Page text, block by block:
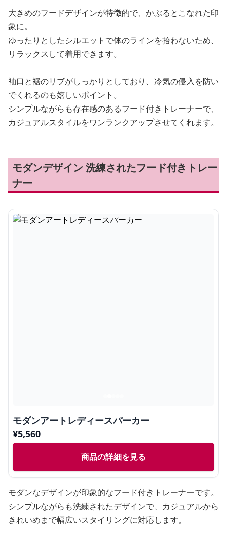
大きめのフードデザインが特徴的で、かぶるとこなれた印
象に。
ゆったりとしたシルエットで体のラインを拾わないため、
リラックスして着用できます。
袖口と裾のリブがしっかりとしており、冷気の侵入を防い
でくれるのも嬉しいポイント。
シンプルながらも存在感のあるフード付きトレーナーで、
カジュアルスタイルをワンランクアップさせてくれます。
モダンデザイン 洗練されたフード付きトレー
ナー
モダンアートレディースパーカー
¥5,560
商品の詳細を見る
モダンなデザインが印象的なフード付きトレーナーです。
シンプルながらも洗練されたデザインで、カジュアルから
きれいめまで幅広いスタイリングに対応します。